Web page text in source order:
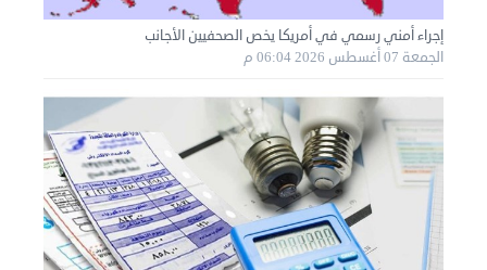
نقل عفش الكويت 50636444 فك وتركيب ايكيا محلي ...
السبت 31 أغسطس 2024 06:31 م
إجراء أمني رسمي في أمريكا يخص الصحفيين الأجانب
الجمعة 07 أغسطس 2026 06:04 م